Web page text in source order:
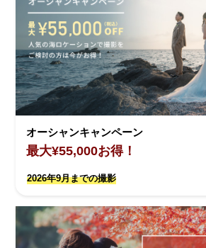
オーシャンキャンペーン
最大¥55,000お得！
2026年9月までの撮影